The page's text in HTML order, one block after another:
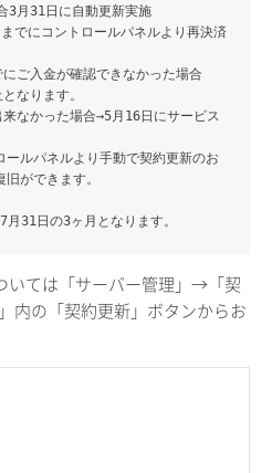
3月31日に自動更新実施
でにコントロールパネルより再決済
ご入金が確認できなかった場合
なります。
なかった場合→5月16日にサービス
ルパネルより手動で契約更新のお
ができます。
31日の3ヶ月となります。
いては「サーバー管理」→「契
内の「契約更新」ボタンからお